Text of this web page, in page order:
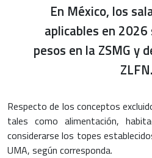
En México, los
aplicables en
pesos en la ZSMG y
ZLFN.
Respecto de los conceptos
tales como alimentación,
considerarse los topes
UMA, según corresponda.